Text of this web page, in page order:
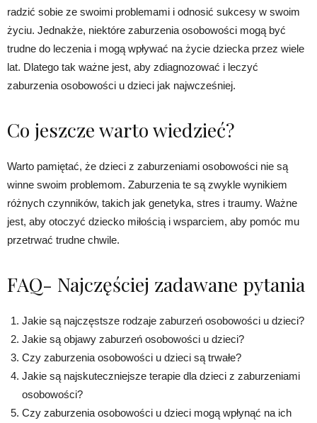
radzić sobie ze swoimi problemami i odnosić sukcesy w swoim
życiu. Jednakże, niektóre zaburzenia osobowości mogą być
trudne do leczenia i mogą wpływać na życie dziecka przez wiele
lat. Dlatego tak ważne jest, aby zdiagnozować i leczyć
zaburzenia osobowości u dzieci jak najwcześniej.
Co jeszcze warto wiedzieć?
Warto pamiętać, że dzieci z zaburzeniami osobowości nie są
winne swoim problemom. Zaburzenia te są zwykle wynikiem
różnych czynników, takich jak genetyka, stres i traumy. Ważne
jest, aby otoczyć dziecko miłością i wsparciem, aby pomóc mu
przetrwać trudne chwile.
FAQ- Najczęściej zadawane pytania
Jakie są najczęstsze rodzaje zaburzeń osobowości u dzieci?
Jakie są objawy zaburzeń osobowości u dzieci?
Czy zaburzenia osobowości u dzieci są trwałe?
Jakie są najskuteczniejsze terapie dla dzieci z zaburzeniami
osobowości?
Czy zaburzenia osobowości u dzieci mogą wpłynąć na ich